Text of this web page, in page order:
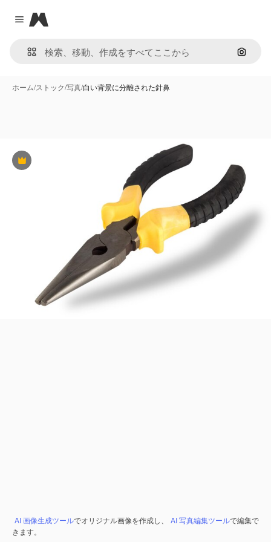
Close menu
Magnific
画像で
ホーム/ストック/写真/白い背景に分離された針鼻
Premium
AI 画像生成ツールでオリジナル画像を作成し、 AI 写真編集ツールで編集で
きます。